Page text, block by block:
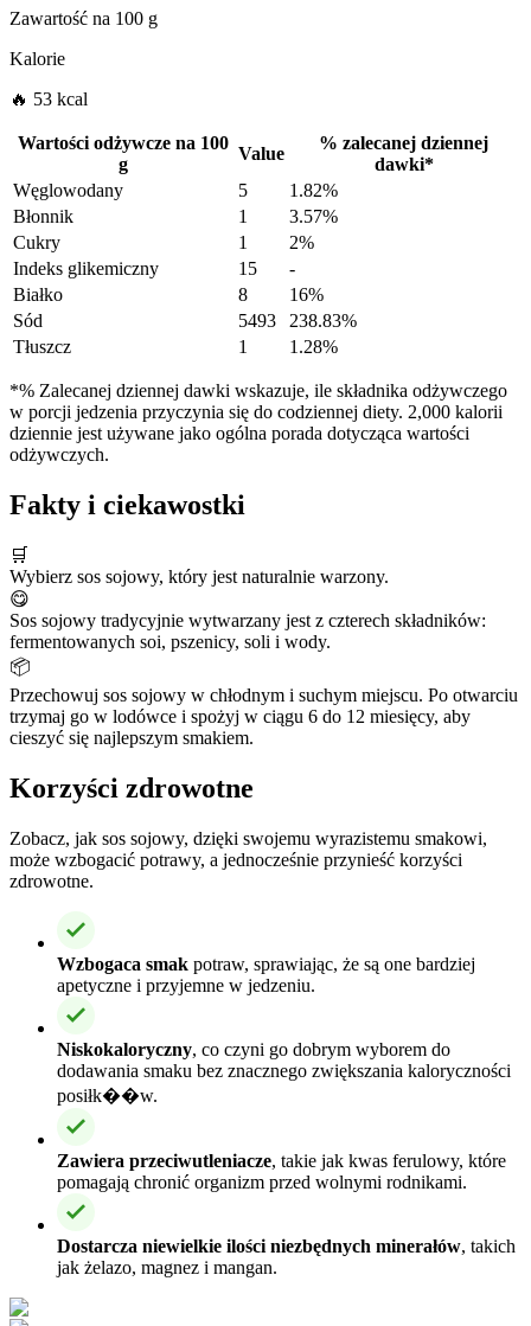
Zawartość na 100 g
Kalorie
🔥 53 kcal
Wartości odżywcze na 100
g
Value
% zalecanej dziennej
dawki*
Węglowodany
5
1.82%
Błonnik
1
3.57%
Cukry
1
2%
Indeks glikemiczny
15
-
Białko
8
16%
Sód
5493
238.83%
Tłuszcz
1 1.28%
*% Zalecanej dziennej dawki wskazuje, ile składnika odżywczego
w porcji jedzenia przyczynia się do codziennej diety. 2,000 kalorii
dziennie jest używane jako ogólna porada dotycząca wartości
odżywczych.
Fakty i ciekawostki
🛒
Wybierz sos sojowy, który jest naturalnie warzony.
😋
Sos sojowy tradycyjnie wytwarzany jest z czterech składników:
fermentowanych soi, pszenicy, soli i wody.
📦
Przechowuj sos sojowy w chłodnym i suchym miejscu. Po otwarciu
trzymaj go w lodówce i spożyj w ciągu 6 do 12 miesięcy, aby
cieszyć się najlepszym smakiem.
Korzyści zdrowotne
Zobacz, jak sos sojowy, dzięki swojemu wyrazistemu smakowi,
może wzbogacić potrawy, a jednocześnie przynieść korzyści
zdrowotne.
Wzbogaca smak potraw, sprawiając, że są one bardziej
apetyczne i przyjemne w jedzeniu.
Niskokaloryczny, co czyni go dobrym wyborem do
dodawania smaku bez znacznego zwiększania kaloryczności
posiłk��w.
Zawiera przeciwutleniacze, takie jak kwas ferulowy, które
pomagają chronić organizm przed wolnymi rodnikami.
Dostarcza niewielkie ilości niezbędnych minerałów, takich
jak żelazo, magnez i mangan.